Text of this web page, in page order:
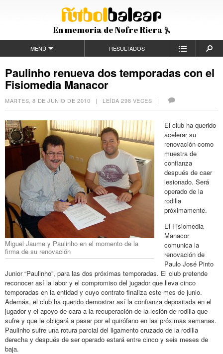
En memoria de Nofre Riera
MENÚ RESULTADOS
Paulinho renueva dos temporadas con el
Fisiomedia Manacor
MARTES, 8 DE JUNIO DE 2010 | LEÍDA 298 VECES |
Miguel Jaume y Paulinho en el momento de la
firma de su renovación
El club ha querido
acelerar su
renovación como
muestra de
confianza
después de caer
lesionado. Será
operado de la
rodilla
próximamente.
El Fisiomedia
Manacor
comunica la
renovación de
Paulo José Pinto
Junior “Paulinho”, para las dos próximas temporadas. El club pretende
reconocer así la labor y el compromiso del jugador que lleva cinco
temporadas en la entidad y cuyo contrato finaliza este mes de junio.
Además, el club ha querido demostrar así la confianza depositada en el
jugador y el apoyo de cara a la recuperación de la lesión de rodilla que
sufre y que le obligará a pasar por el quirófano en las próximas semanas.
Paulinho sufre una rotura parcial del ligamento cruzado de la rodilla
derecha y después de ser operado estará entre cinco y seis meses de
baja.